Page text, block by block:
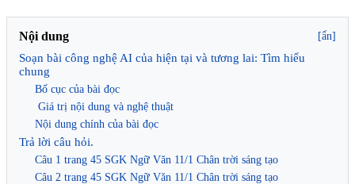
Nội dung [ẩn]
Soạn bài công nghệ AI của hiện tại và tương lai: Tìm hiểu
chung
Bố cục của bài đọc
Giá trị nội dung và nghệ thuật
Nội dung chính của bài đọc
Trả lời câu hỏi.
Câu 1 trang 45 SGK Ngữ Văn 11/1 Chân trời sáng tạo
Câu 2 trang 45 SGK Ngữ Văn 11/1 Chân trời sáng tạo